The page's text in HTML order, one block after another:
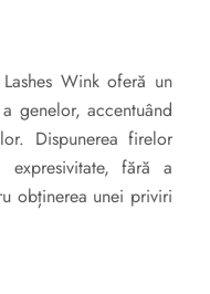
Wink oferă un
genelor, accentuând
Dispunerea firelor
fără a
obținerea unei priviri